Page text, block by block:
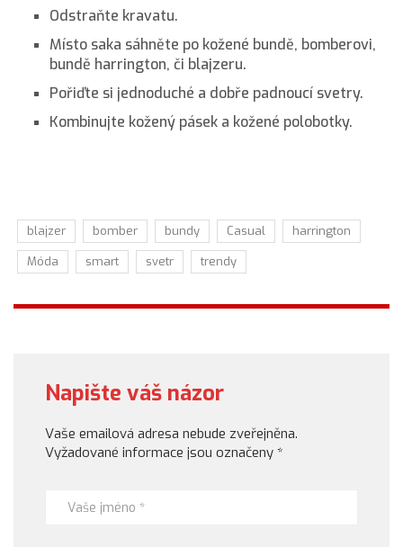
Odstraňte kravatu.
Místo saka sáhněte po kožené bundě, bomberovi,
bundě harrington, či blajzeru.
Pořiďte si jednoduché a dobře padnoucí svetry.
Kombinujte kožený pásek a kožené polobotky.
blajzer bomber bundy Casual
harrington
Móda
smart svetr trendy
Napište váš názor
Vaše emailová adresa nebude zveřejněna.
Vyžadované informace jsou označeny *